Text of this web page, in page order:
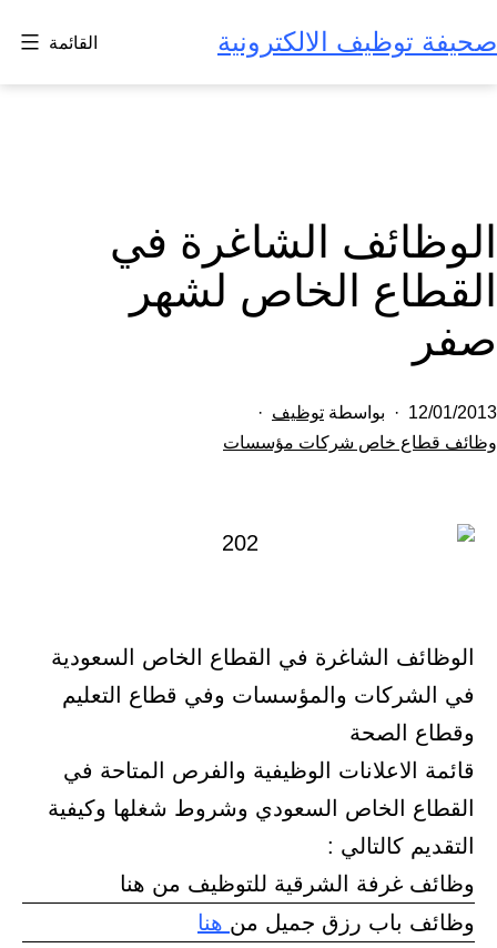
إلى
المحتوى
صحيفة توظيف الالكترونية القائمة
الوظائف الشاغرة في
القطاع الخاص لشهر
صفر
تم
النشر
12/01/2013 بواسطة توظيف
مصنف
وظائف قطاع خاص شركات مؤسسات
الوظائف الشاغرة في القطاع الخاص السعودية
في الشركات والمؤسسات وفي قطاع التعليم
وقطاع الصحة
قائمة الاعلانات الوظيفية والفرص المتاحة في
القطاع الخاص السعودي وشروط شغلها وكيفية
التقديم كالتالي :
وظائف غرفة الشرقية للتوظيف من هنا
وظائف باب رزق جميل من هنا